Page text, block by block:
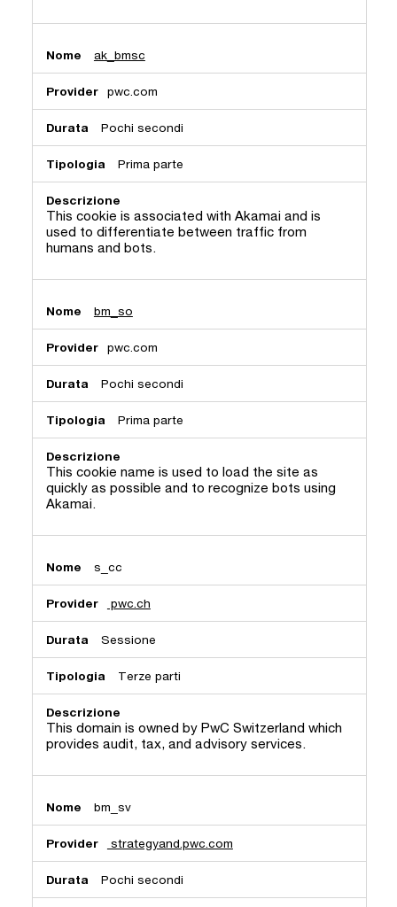
ak_bmsc
pwc.com
Pochi secondi
Prima parte
This cookie is associated with Akamai and is
used to differentiate between traffic from
humans and bots.
bm_so
pwc.com
Pochi secondi
Prima parte
This cookie name is used to load the site as
quickly as possible and to recognize bots using
Akamai.
s_cc
pwc.ch
Sessione
Terze parti
This domain is owned by PwC Switzerland which
provides audit, tax, and advisory services.
bm_sv
strategyand.pwc.com
Pochi secondi